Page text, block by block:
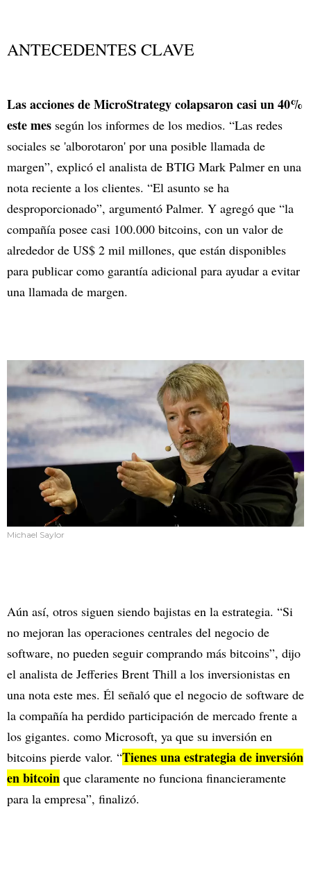
ANTECEDENTES CLAVE
Las acciones de MicroStrategy colapsaron casi un 40%
este mes según los informes de los medios. “Las redes
sociales se 'alborotaron' por una posible llamada de
margen”, explicó el analista de BTIG Mark Palmer en una
nota reciente a los clientes. “El asunto se ha
desproporcionado”, argumentó Palmer. Y agregó que “la
compañía posee casi 100.000 bitcoins, con un valor de
alrededor de US$ 2 mil millones, que están disponibles
para publicar como garantía adicional para ayudar a evitar
una llamada de margen.
Michael Saylor
Aún así, otros siguen siendo bajistas en la estrategia. “Si
no mejoran las operaciones centrales del negocio de
software, no pueden seguir comprando más bitcoins”, dijo
el analista de Jefferies Brent Thill a los inversionistas en
una nota este mes. Él señaló que el negocio de software de
la compañía ha perdido participación de mercado frente a
los gigantes. como Microsoft, ya que su inversión en
bitcoins pierde valor. “Tienes una estrategia de inversión
en bitcoin que claramente no funciona financieramente
para la empresa”, finalizó.